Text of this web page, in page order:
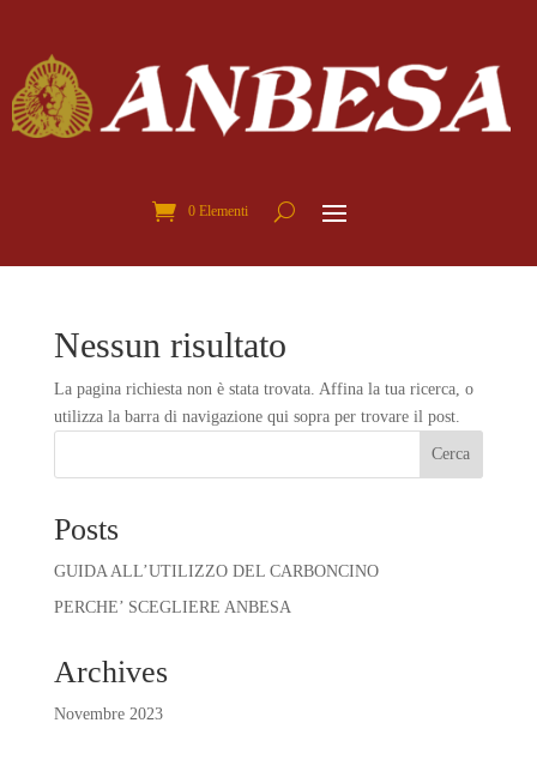
0 Elementi
Nessun risultato
La pagina richiesta non è stata trovata. Affina la tua ricerca, o
utilizza la barra di navigazione qui sopra per trovare il post.
Cerca
Posts
GUIDA ALL’UTILIZZO DEL CARBONCINO
PERCHE’ SCEGLIERE ANBESA
Archives
Novembre 2023